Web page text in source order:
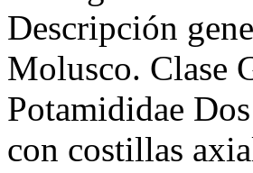
Descripción
Molusco. Clase
Potamididae
con costillas